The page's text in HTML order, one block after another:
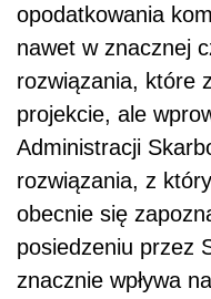
opodatkowania
nawet w znacznej
rozwiązania, które
projekcie, ale
Administracji
rozwiązania, z
obecnie się
posiedzeniu przez
znacznie wpływa